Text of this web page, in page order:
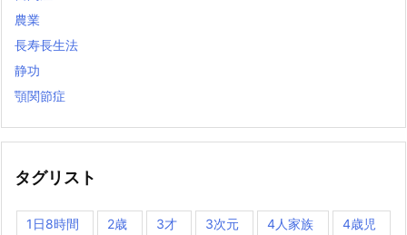
農業
長寿長生法
静功
顎関節症
タグリスト
1日8時間 2歳 3才 3次元 4人家族 4歳児